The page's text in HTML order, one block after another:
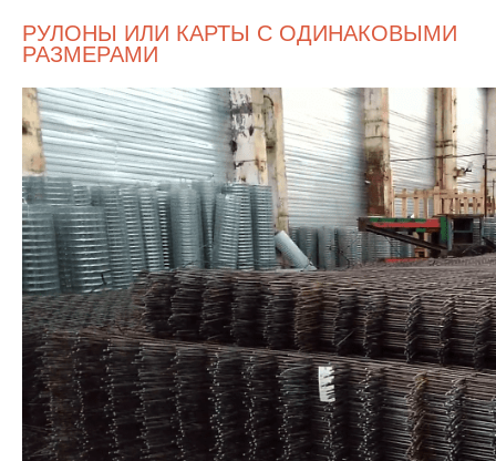
РУЛОНЫ ИЛИ КАРТЫ С ОДИНАКОВЫМИ
РАЗМЕРАМИ